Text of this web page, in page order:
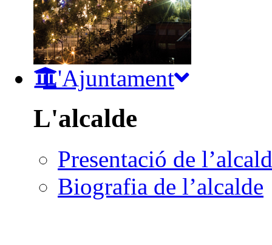
L'Ajuntament
L'alcalde
Presentació de
Biografia de l’alcalde